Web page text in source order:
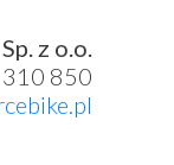
z o.o.
310 850